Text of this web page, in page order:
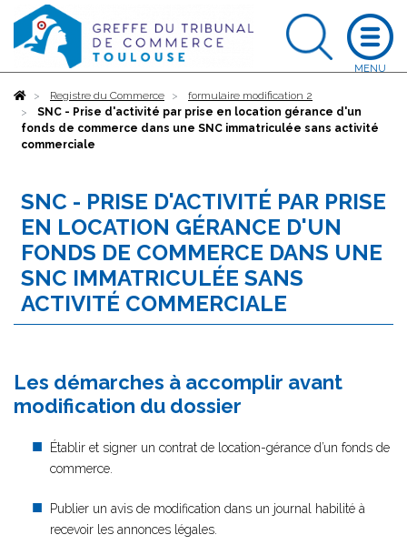
AccueilRegistre du Commerce
formulaire modification 2
SNC - Prise d'activité par prise en location gérance d'un
fonds de commerce dans une SNC immatriculée sans activité
commerciale
SNC - PRISE D'ACTIVITÉ PAR PRISE
EN LOCATION GÉRANCE D'UN
FONDS DE COMMERCE DANS UNE
SNC IMMATRICULÉE SANS
ACTIVITÉ COMMERCIALE
Les démarches à accomplir avant
modification du dossier
Établir et signer un contrat de location-gérance d’un fonds de
commerce.
Publier un avis de modification dans un journal habilité à
recevoir les annonces légales.